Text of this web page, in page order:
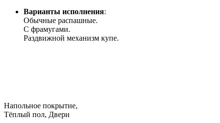
Варианты исполнения:
Обычные распашные.
С фрамугами.
Раздвижной механизм купе.
Напольное покрытие,
Тёплый пол, Двери